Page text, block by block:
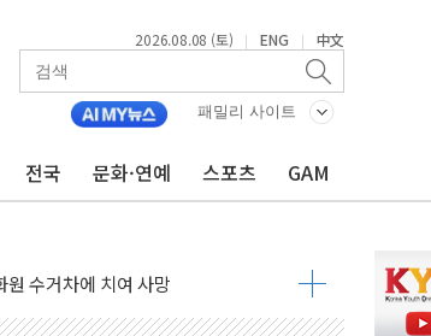
2026.08.08 (토) | ENG | 中文
패밀리 사이트
전국 문화·연예 스포츠 GAM
·탄약 부족 현실화
…강원 동해안 강한 비 어어져
남성 2명 숨져
게"…'결혼 페널티' 22개 과제 손본다